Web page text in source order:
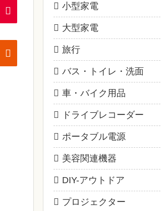
小型家電
大型家電
旅行
バス・トイレ・洗面
車・バイク用品
ドライブレコーダー
ポータブル電源
美容関連機器
DIY-アウトドア
プロジェクター